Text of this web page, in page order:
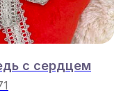
с сердцем